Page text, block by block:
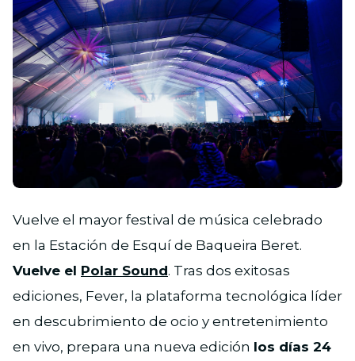
JPG
Vuelve el mayor festival de música celebrado
en la Estación de Esquí de Baqueira Beret.
Vuelve el Polar Sound. Tras dos exitosas
ediciones, Fever, la plataforma tecnológica líder
en descubrimiento de ocio y entretenimiento
en vivo, prepara una nueva edición los días 24